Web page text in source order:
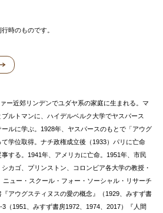
時のものです。
ー近郊リンデンでユダヤ系の家庭に生まれる。マ
ルトマンに、ハイデルベルク大学でヤスパース
ルに学ぶ。1928年、ヤスパースのもとで「アウグ
学位取得。ナチ政権成立後（1933）パリに亡命
する。1941年、アメリカに亡命。1951年、市民
カゴ、プリンストン、コロンビア各大学の教授・
ュー・スクール・フォー・ソーシャル・リサーチ
アウグスティヌスの愛の概念』（1929、みすず書
（1951、みすず書房1972、1974、2017）『人間